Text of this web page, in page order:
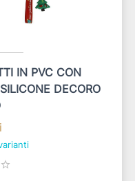
IN PVC CON
DECORO
star_border